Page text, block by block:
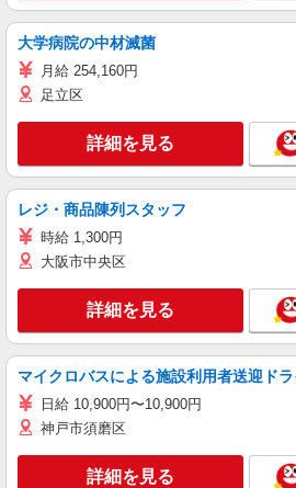
大学病院の中材滅菌
月給 254,160円
足立区
詳細を見る
レジ・商品陳列スタッフ
時給 1,300円
大阪市中央区
詳細を見る
マイクロバスによる施設利用者送迎ド
日給 10,900円〜10,900円
神戸市須磨区
詳細を見る